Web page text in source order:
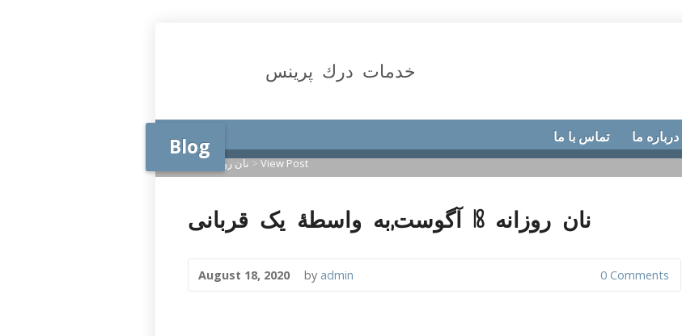
خدمات درك پرينس
تماس با ما درباره ما Blog
>نان روزانه>View Post
نان روزانه 18 آگوست,به واسطۀ یک قربانی
August 18, 2020 by admin 0 Comments